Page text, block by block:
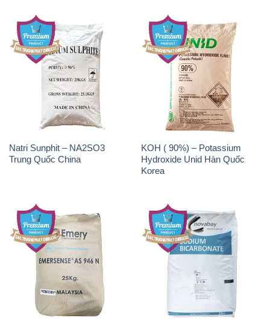
Natri Sunphit – NA2SO3
Trung Quốc China
KOH ( 90%) – Potassium
Hydroxide Unid Hàn Quốc
Korea